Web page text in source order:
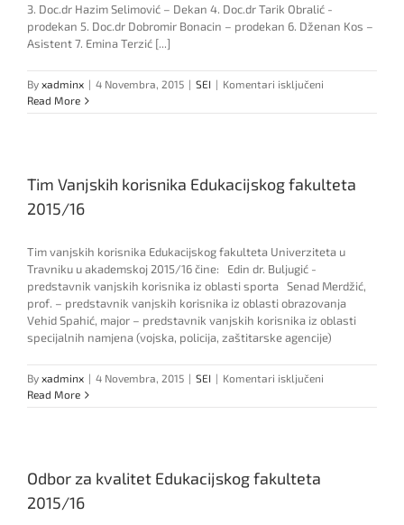
3. Doc.dr Hazim Selimović – Dekan 4. Doc.dr Tarik Obralić -
prodekan 5. Doc.dr Dobromir Bonacin – prodekan 6. Dženan Kos –
Asistent 7. Emina Terzić [...]
By xadminx | 4 Novembra, 2015 | SEI | Komentari isključeni
za
2010/11
Read More
Tim Vanjskih korisnika Edukacijskog fakulteta
2015/16
Tim vanjskih korisnika Edukacijskog fakulteta Univerziteta u
Travniku u akademskoj 2015/16 čine: Edin dr. Buljugić -
predstavnik vanjskih korisnika iz oblasti sporta Senad Merdžić,
prof. – predstavnik vanjskih korisnika iz oblasti obrazovanja
Vehid Spahić, major – predstavnik vanjskih korisnika iz oblasti
specijalnih namjena (vojska, policija, zaštitarske agencije)
By xadminx | 4 Novembra, 2015 | SEI | Komentari isključeni
Vanjskih
Read More
Odbor za kvalitet Edukacijskog fakulteta
2015/16